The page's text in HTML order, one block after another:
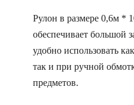
Рулон в размере 0,6м *
обеспечивает большой
удобно использовать
так и при ручной
предметов.